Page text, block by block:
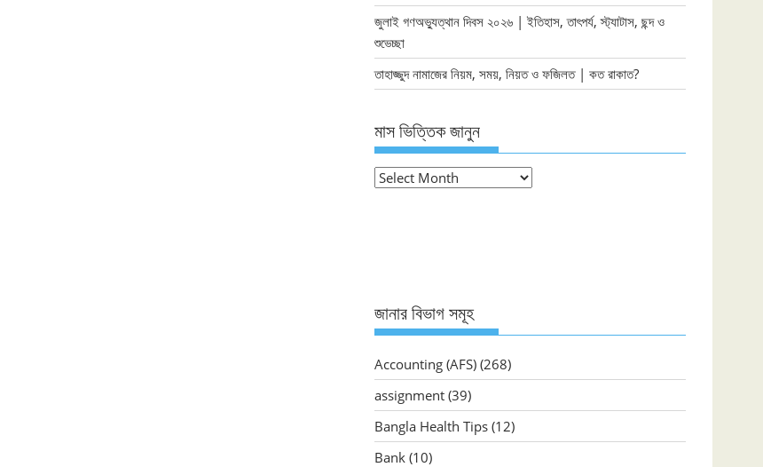
জুলাই গণঅভ্যুত্থান দিবস ২০২৬ | ইতিহাস, তাৎপর্য, স্ট্যাটাস, ছন্দ ও
শুভেচ্ছা
তাহাজ্জুদ নামাজের নিয়ম, সময়, নিয়ত ও ফজিলত | কত রাকাত?
মাস ভিত্তিক জানুন
মাস
জানার বিভাগ সমূহ
Accounting (AFS) (268)
assignment (39)
Bangla Health Tips (12)
Bank (10)